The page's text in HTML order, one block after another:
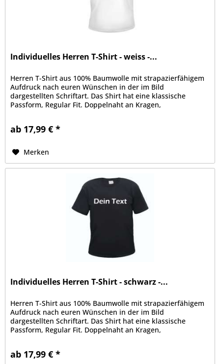
Individuelles Herren T-Shirt - weiss -...
Herren T-Shirt aus 100% Baumwolle mit strapazierfähigem
Aufdruck nach euren Wünschen in der im Bild
dargestellten Schriftart. Das Shirt hat eine klassische
Passform, Regular Fit. Doppelnaht an Kragen,
ab 17,99 € *
Merken
Individuelles Herren T-Shirt - schwarz -...
Herren T-Shirt aus 100% Baumwolle mit strapazierfähigem
Aufdruck nach euren Wünschen in der im Bild
dargestellten Schriftart. Das Shirt hat eine klassische
Passform, Regular Fit. Doppelnaht an Kragen,
ab 17,99 € *